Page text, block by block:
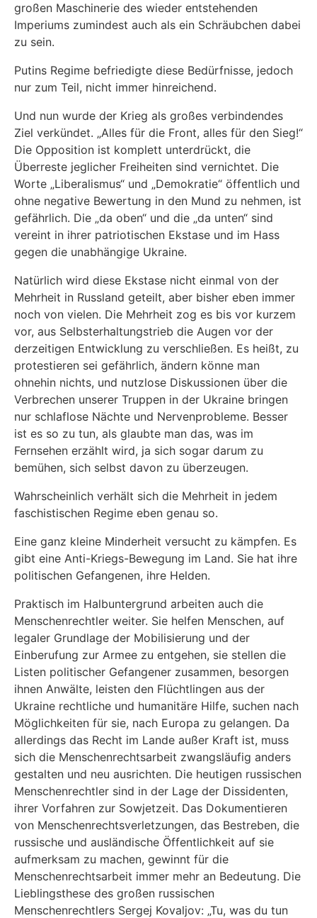
großen Maschinerie des wieder entstehenden
Imperiums zumindest auch als ein Schräubchen dabei
zu sein.
Putins Regime befriedigte diese Bedürfnisse, jedoch
nur zum Teil, nicht immer hinreichend.
Und nun wurde der Krieg als großes verbindendes
Ziel verkündet. „Alles für die Front, alles für den Sieg!“
Die Opposition ist komplett unterdrückt, die
Überreste jeglicher Freiheiten sind vernichtet. Die
Worte „Liberalismus“ und „Demokratie“ öffentlich und
ohne negative Bewertung in den Mund zu nehmen, ist
gefährlich. Die „da oben“ und die „da unten“ sind
vereint in ihrer patriotischen Ekstase und im Hass
gegen die unabhängige Ukraine.
Natürlich wird diese Ekstase nicht einmal von der
Mehrheit in Russland geteilt, aber bisher eben immer
noch von vielen. Die Mehrheit zog es bis vor kurzem
vor, aus Selbsterhaltungstrieb die Augen vor der
derzeitigen Entwicklung zu verschließen. Es heißt, zu
protestieren sei gefährlich, ändern könne man
ohnehin nichts, und nutzlose Diskussionen über die
Verbrechen unserer Truppen in der Ukraine bringen
nur schlaflose Nächte und Nervenprobleme. Besser
ist es so zu tun, als glaubte man das, was im
Fernsehen erzählt wird, ja sich sogar darum zu
bemühen, sich selbst davon zu überzeugen.
Wahrscheinlich verhält sich die Mehrheit in jedem
faschistischen Regime eben genau so.
Eine ganz kleine Minderheit versucht zu kämpfen. Es
gibt eine Anti-Kriegs-Bewegung im Land. Sie hat ihre
politischen Gefangenen, ihre Helden.
Praktisch im Halbuntergrund arbeiten auch die
Menschenrechtler weiter. Sie helfen Menschen, auf
legaler Grundlage der Mobilisierung und der
Einberufung zur Armee zu entgehen, sie stellen die
Listen politischer Gefangener zusammen, besorgen
ihnen Anwälte, leisten den Flüchtlingen aus der
Ukraine rechtliche und humanitäre Hilfe, suchen nach
Möglichkeiten für sie, nach Europa zu gelangen. Da
allerdings das Recht im Lande außer Kraft ist, muss
sich die Menschenrechtsarbeit zwangsläufig anders
gestalten und neu ausrichten. Die heutigen russischen
Menschenrechtler sind in der Lage der Dissidenten,
ihrer Vorfahren zur Sowjetzeit. Das Dokumentieren
von Menschenrechtsverletzungen, das Bestreben, die
russische und ausländische Öffentlichkeit auf sie
aufmerksam zu machen, gewinnt für die
Menschenrechtsarbeit immer mehr an Bedeutung. Die
Lieblingsthese des großen russischen
Menschenrechtlers Sergej Kovaljov: „Tu, was du tun